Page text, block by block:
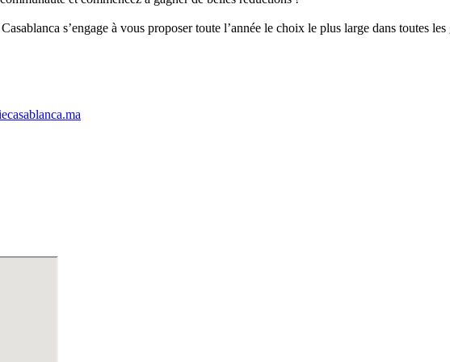
s’engage à vous proposer toute l’année le choix le plus large dans toutes